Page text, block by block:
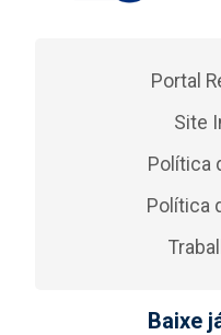
Portal
Site
Política
Política
Baixe